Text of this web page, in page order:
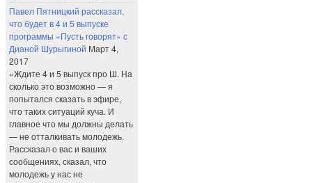
Павел Пятницкий рассказал,
что будет в 4 и 5 выпуске
программы «Пусть говорят» с
Дианой Шурыгиной Март 4,
2017
«Ждите 4 и 5 выпуск про Ш. На
сколько это возможно — я
попытался сказать в эфире,
что таких ситуаций куча. И
главное что мы должны делать
— не отталкивать молодежь.
Рассказал о вас и ваших
сообщениях, сказал, что
молодежь у нас не